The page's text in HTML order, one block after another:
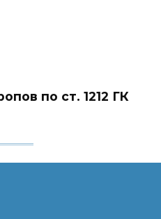
по ст. 1212 ГК